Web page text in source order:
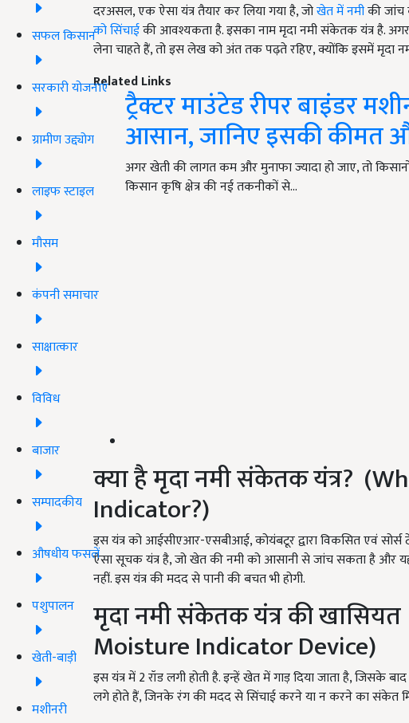
सफल किसान
सरकारी योजनाएं
ग्रामीण उद्द्योग
लाइफ स्टाइल
मौसम
कंपनी समाचार
साक्षात्कार
विविध
बाजार
सम्पादकीय
औषधीय फसलें
पशुपालन
खेती-बाड़ी
मशीनरी
दरअसल, एक ऐसा यंत्र तैयार कर लिया गया है, जोखेत में नमीकी जांच
को सिंचाईकी आवश्यकता है. इसका नाम मृदा नमी संकेतक यंत्र है.
लेना चाहते हैं, तो इस लेख को अंत तक पढ़ते रहिए, क्योंकि इसमें मृदा
Related Links
ट्रैक्टर माउंटेड रीपर बाइंडर
आसान, जानिए इसकी कीमत
अगर खेती की लागत कम और मुनाफा ज्यादा हो जाए, तो
किसान कृषि क्षेत्र की नई तकनीकों से…
क्या है मृदा नमी संकेतक यंत्र?
Indicator?)
इस यंत्र को आईसीएआर-एसबीआई, कोयंबटूर द्वारा विकसित एवं
ऐसा सूचक यंत्र है, जो खेत की नमी को आसानी से जांच सकता है और
नहीं. इस यंत्र की मदद से पानी की बचत भी होगी.
मृदा नमी संकेतक यंत्र की
Moisture Indicator Device)
इस यंत्र में 2 रॉड लगी होती है. इन्हें खेत में गाड़ दिया जाता है, जिसके
लगे होते हैं, जिनके रंग की मदद से सिंचाई करने या न करने का संकेत